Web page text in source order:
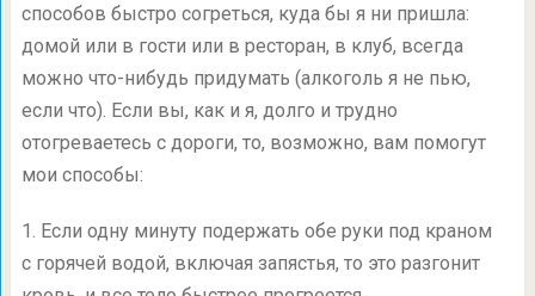
способов быстро согреться, куда бы я ни пришла:
домой или в гости или в ресторан, в клуб, всегда
можно что-нибудь придумать (алкоголь я не пью,
если что). Если вы, как и я, долго и трудно
отогреваетесь с дороги, то, возможно, вам помогут
мои способы:
1. Если одну минуту подержать обе руки под краном
с горячей водой, включая запястья, то это разгонит